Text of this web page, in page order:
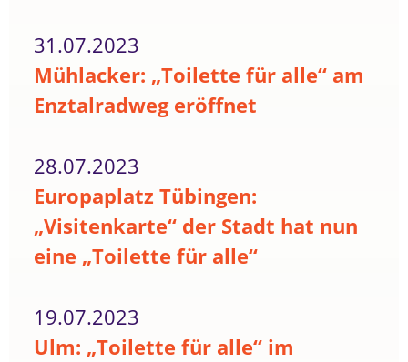
31.07.2023
Mühlacker: „Toilette für alle“ am
Enztalradweg eröffnet
28.07.2023
Europaplatz Tübingen:
„Visitenkarte“ der Stadt hat nun
eine „Toilette für alle“
19.07.2023
Ulm: „Toilette für alle“ im